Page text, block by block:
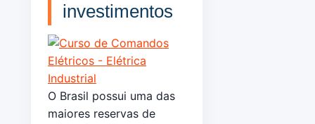
investimentos
O Brasil possui uma das
maiores reservas de